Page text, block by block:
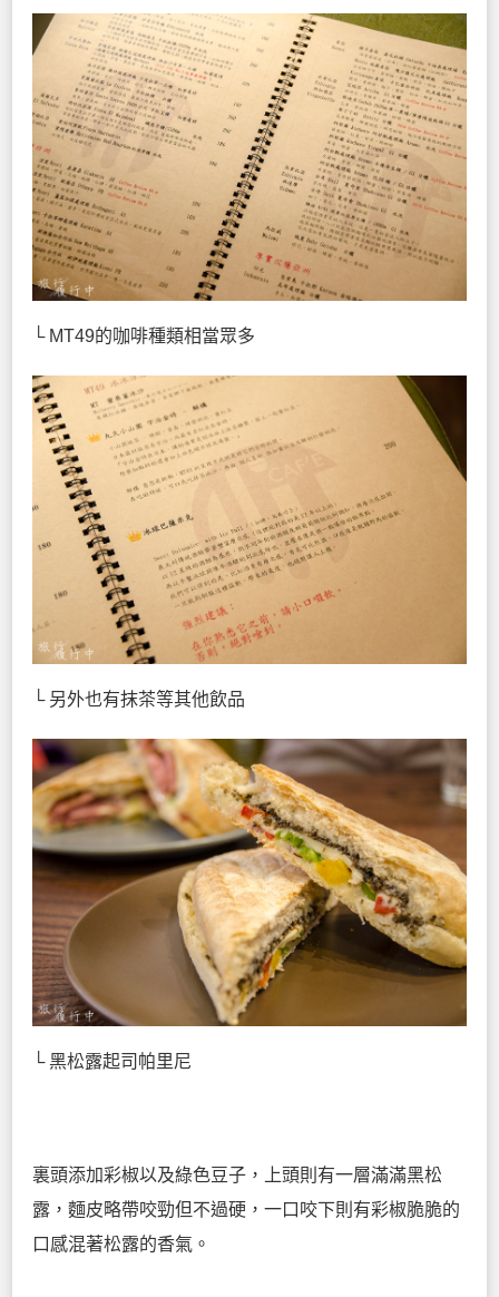
└ MT49的咖啡種類相當眾多
└ 另外也有抹茶等其他飲品
└ 黑松露起司帕里尼
裏頭添加彩椒以及綠色豆子，上頭則有一層滿滿黑松
露，麵皮略帶咬勁但不過硬，一口咬下則有彩椒脆脆的
口感混著松露的香氣。